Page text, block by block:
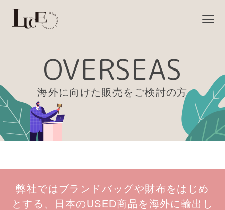
OVERSEAS
海外に向けた販売をご検討の方
弊社ではブランドバッグや財布をはじめ
とする、
日本のUSED商品を海外に輸出し